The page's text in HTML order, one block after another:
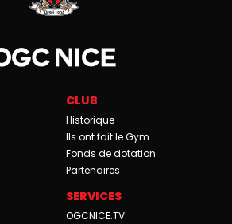
CLUB
Historique
Ils ont fait le Gym
Fonds de dotation
Partenaires
SERVICES
OGCNICE.TV